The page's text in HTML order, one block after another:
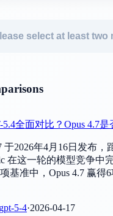
AI研究实验室
1 mini
实验室
select at least two
5.4全面对比？Opus 4.7是
于2026年4月16日发布，
在这一轮的模型竞争中
基准中，Opus 4.7 赢得
gpt-5-4·2026-04-17